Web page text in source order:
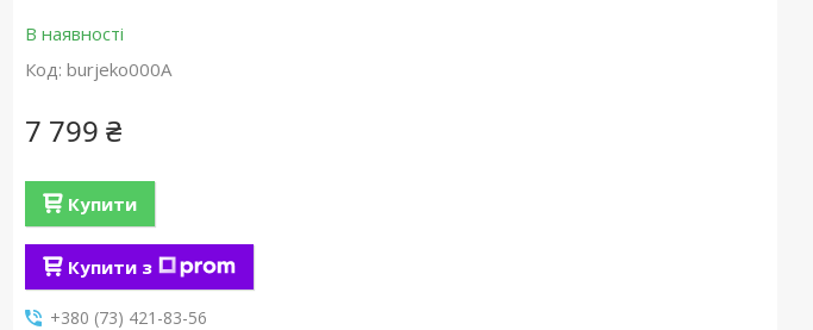
В наявності
Код: burjeko000A
7 799 ₴
Купити
Купити з
+380 (73) 421-83-56